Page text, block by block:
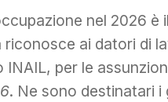
nel 2026 è il
riconosce ai datori di
per le
. Ne sono destinatari